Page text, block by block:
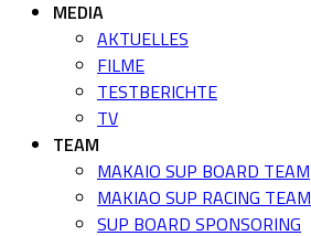
MEDIA
AKTUELLES
FILME
TESTBERICHTE
TV
TEAM
MAKAIO SUP BOARD TEAM
MAKIAO SUP RACING TEAM
SUP BOARD SPONSORING